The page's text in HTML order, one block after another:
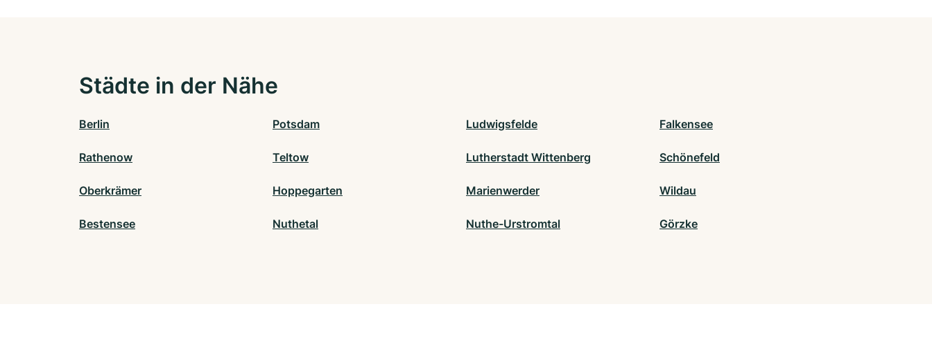
Städte in der Nähe
Berlin Potsdam Ludwigsfelde Falkensee
Rathenow Teltow Lutherstadt Wittenberg Schönefeld
Oberkrämer Hoppegarten Marienwerder Wildau
Bestensee Nuthetal Nuthe-Urstromtal Görzke